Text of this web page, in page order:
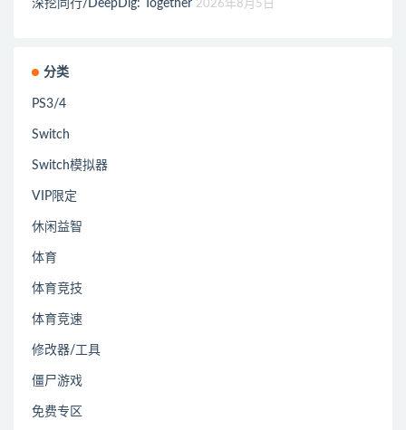
深挖同行/DeepDig: Together 2026年8月5日
分类
PS3/4
Switch
Switch模拟器
VIP限定
休闲益智
体育
体育竞技
体育竞速
修改器/工具
僵尸游戏
免费专区